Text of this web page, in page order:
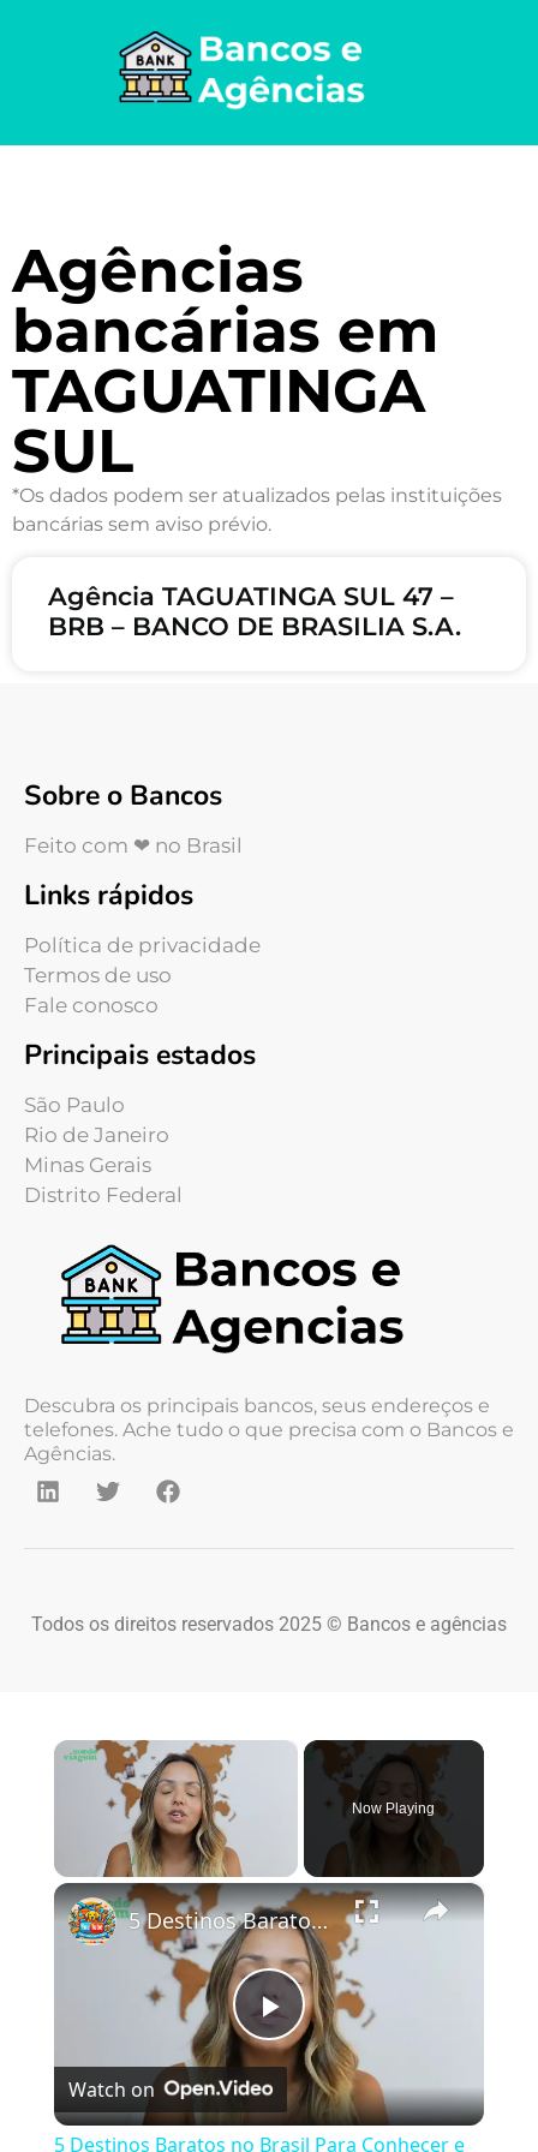
Agências
bancárias em
TAGUATINGA
SUL
*Os dados podem ser atualizados pelas instituições
bancárias sem aviso prévio.
Agência TAGUATINGA SUL 47 –
BRB – BANCO DE BRASILIA S.A.
Sobre o Bancos
Feito com ❤ no Brasil
Links rápidos
Política de privacidade
Termos de uso
Fale conosco
Principais estados
São Paulo
Rio de Janeiro
Minas Gerais
Distrito Federal
Descubra os principais bancos, seus endereços e
telefones. Ache tudo o que precisa com o Bancos e
Agências.
Todos os direitos reservados 2025 © Bancos e agências
×
Now Playing
×
Play Video
5 Destinos Baratos no Brasil Para Conhecer e Amar! 🇧🇷✨
Watch on
5 Destinos Baratos no Brasil Para Conhecer e